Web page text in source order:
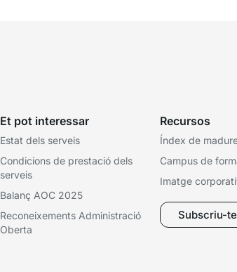
Et pot interessar
Estat dels serveis
Condicions de prestació dels
serveis
Balanç AOC 2025
Reconeixements Administració
Oberta
Recursos
Índex de
Campus de
Imatge
Subscriu-